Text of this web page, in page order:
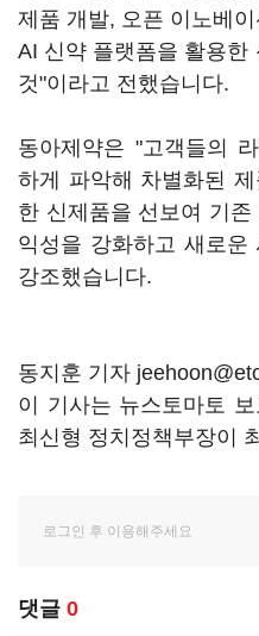
제품 개발, 오픈 이노베
AI 신약 플랫폼을 활용한
것"이라고 전했습니다.
동아제약은 "고객들의
하게 파악해 차별화된
한 신제품을 선보여 기
익성을 강화하고 새로운
강조했습니다.
동지훈 기자
이 기사는 뉴스토마토
최신형 정치정책부장이
댓글 0